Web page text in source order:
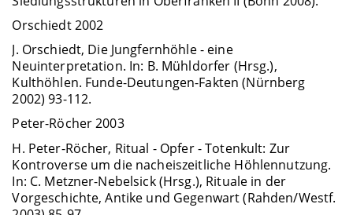
Orschiedt 2002
J. Orschiedt, Die Jungfernhöhle - eine
Neuinterpretation. In: B. Mühldorfer (Hrsg.),
Kulthöhlen. Funde-Deutungen-Fakten (Nürnberg
2002) 93-112.
Peter-Röcher 2003
H. Peter-Röcher, Ritual - Opfer - Totenkult: Zur
Kontroverse um die nacheiszeitliche Höhlennutzung.
In: C. Metzner-Nebelsick (Hrsg.), Rituale in der
Vorgeschichte, Antike und Gegenwart (Rahden/Westf.